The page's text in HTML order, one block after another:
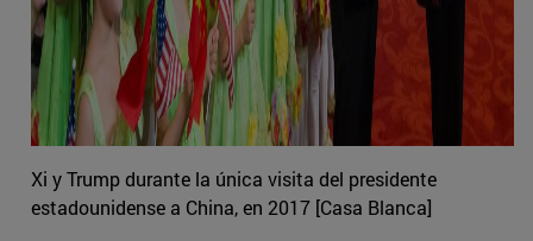
Xi y Trump durante la única visita del presidente
estadounidense a China, en 2017 [Casa Blanca]